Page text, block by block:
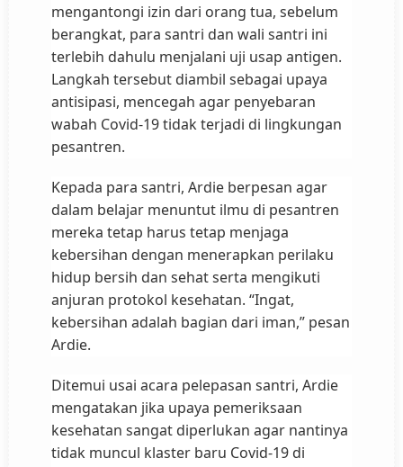
mengantongi izin dari orang tua, sebelum
berangkat, para santri dan wali santri ini
terlebih dahulu menjalani uji usap antigen.
Langkah tersebut diambil sebagai upaya
antisipasi, mencegah agar penyebaran
wabah Covid-19 tidak terjadi di lingkungan
pesantren.
Kepada para santri, Ardie berpesan agar
dalam belajar menuntut ilmu di pesantren
mereka tetap harus tetap menjaga
kebersihan dengan menerapkan perilaku
hidup bersih dan sehat serta mengikuti
anjuran protokol kesehatan. “Ingat,
kebersihan adalah bagian dari iman,” pesan
Ardie.
Ditemui usai acara pelepasan santri, Ardie
mengatakan jika upaya pemeriksaan
kesehatan sangat diperlukan agar nantinya
tidak muncul klaster baru Covid-19 di